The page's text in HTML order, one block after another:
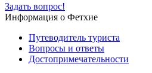
Задать вопрос!
Информация о Фетхие
Путеводитель туриста
Вопросы и ответы
Достопримечательности